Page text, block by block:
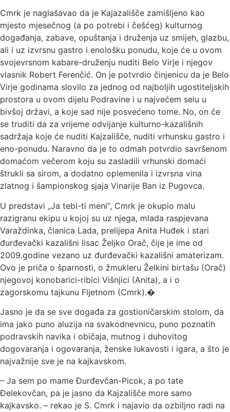
Cmrk je naglašavao da je Kajazališče zamišljeno kao
mjesto mjesečnog (a po potrebi i češćeg) kulturnog
događanja, zabave, opuštanja i druženja uz smijeh, glazbu,
ali i uz izvrsnu gastro i enološku ponudu, koje će u ovom
svojevrsnom kabare-druženju nuditi Belo Virje i njegov
vlasnik Robert Ferenčić. On je potvrdio činjenicu da je Belo
Virje godinama slovilo za jednog od najboljih ugostiteljskih
prostora u ovom dijelu Podravine i u najvećem selu u
bivšoj državi, a koje sad nije posvećeno tome. No, on će
se truditi da za vrijeme odvijanje kulturno-kazališnih
sadržaja koje će nuditi Kajzališče, nuditi vrhunsku gastro i
eno-ponudu. Naravno da je to odmah potvrdio savršenom
domaćom večerom koju su zasladili vrhunski domaći
štrukli sa sirom, a dodatno oplemenila i izvrsna vina
zlatnog i šampionskog sjaja Vinarije Ban iz Pugovca.
U predstavi „Ja tebi-ti meni“, Cmrk je okupio malu
razigranu ekipu u kojoj su uz njega, mlada raspjevana
Varaždinka, članica Lada, prelijepa Anita Huđek i stari
đurđevački kazališni lisac Željko Orač, čije je ime od
2009.godine vezano uz đurđevački kazališni amaterizam.
Ovo je priča o šparnosti, o žmukleru Želkini birtašu (Orač)
njegovoj konobarici-ribici Višnjici (Anita), a i o
zagorskomu tajkunu Fljetnom (Cmrk).�
Jasno je da se sve događa za gostioničarskim stolom, da
ima jako puno aluzija na svakodnevnicu, puno poznatih
podravskih navika i običaja, mutnog i duhovitog
dogovaranja i ogovaranja, ženske lukavosti i igara, a što je
najvažnije sve je na kajkavskom.
– Ja sem po mame Đurđevčan-Picok, a po tate
Đelekovčan, pa je jasno da Kajzališče more samo
kajkavsko. – rekao je S. Cmrk i najavio da ozbiljno radi na